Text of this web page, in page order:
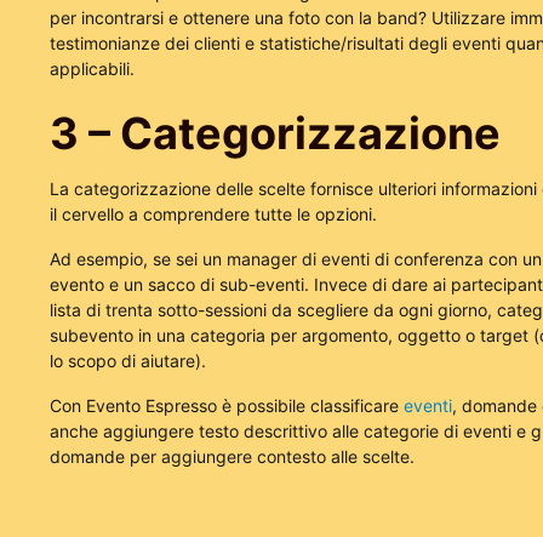
per incontrarsi e ottenere una foto con la band? Utilizzare
testimonianze dei clienti e statistiche/risultati degli eventi
applicabili.
3 – Categorizzazione
La categorizzazione delle scelte fornisce ulteriori informazioni
il cervello a comprendere tutte le opzioni.
Ad esempio, se sei un manager di eventi di conferenza con
evento e un sacco di sub-eventi. Invece di dare ai
lista di trenta sotto-sessioni da scegliere da ogni giorno,
subevento in una categoria per argomento, oggetto o target
lo scopo di aiutare).
Con Evento Espresso è possibile classificare eventi, domande
anche aggiungere testo descrittivo alle categorie di eventi e
domande per aggiungere contesto alle scelte.